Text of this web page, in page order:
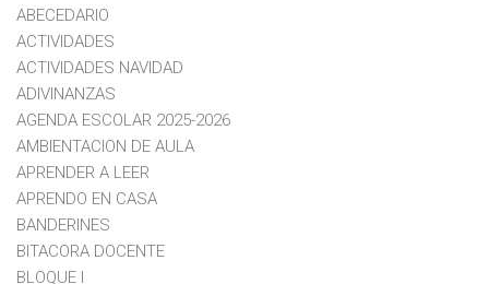
ABECEDARIO
ACTIVIDADES
ACTIVIDADES NAVIDAD
ADIVINANZAS
AGENDA ESCOLAR 2025-2026
AMBIENTACION DE AULA
APRENDER A LEER
APRENDO EN CASA
BANDERINES
BITACORA DOCENTE
BLOQUE I